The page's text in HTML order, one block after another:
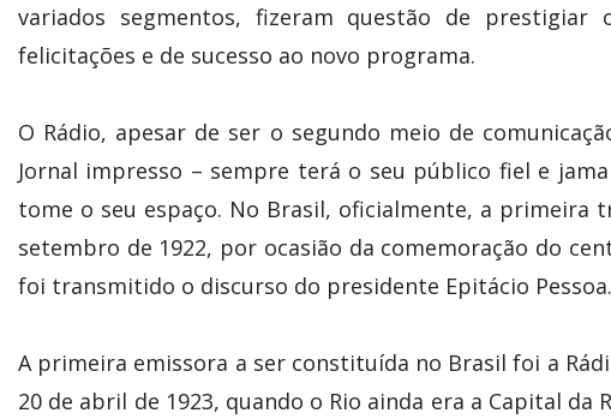
variados segmentos, fizeram questão de prestigiar
felicitações e de sucesso ao novo programa.
O Rádio, apesar de ser o segundo meio de
Jornal impresso – sempre terá o seu público fiel e
tome o seu espaço. No Brasil, oficialmente, a primeira
setembro de 1922, por ocasião da comemoração do
foi transmitido o discurso do presidente Epitácio Pessoa.
A primeira emissora a ser constituída no Brasil foi a
20 de abril de 1923, quando o Rio ainda era a Capital